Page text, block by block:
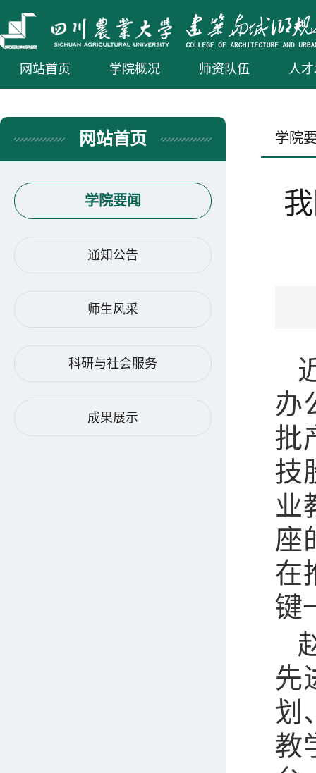
网站首页 学院概况 师资队伍 人
网站首页
学院要闻
通知公告
师生风采
科研与社会服务
成果展示
学院
办
批
技
业
座
在
键
先
划
教